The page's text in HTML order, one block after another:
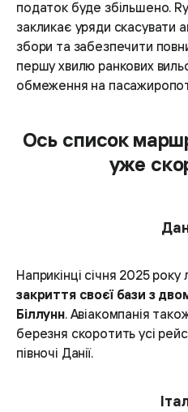
податок буде збільшено.
закликає уряди скасувати
збори та забезпечити
першу хвилю ранкових
обмеження на
Ось список
уже
Наприкінці січня 2025
закриття своєї бази з
Біллунн. Авіакомпанія
березня скоротить усі
півночі Данії.